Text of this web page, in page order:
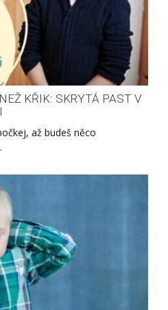
KŘIK: SKRYTÁ PAST V
až budeš něco